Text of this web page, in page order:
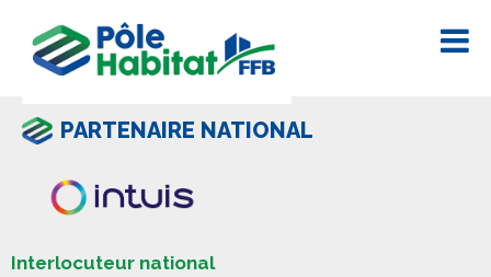
PARTENAIRE NATIONAL
Interlocuteur national